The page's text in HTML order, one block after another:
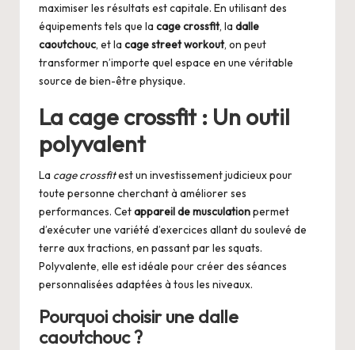
maximiser les résultats est capitale. En utilisant des
équipements tels que la cage crossfit, la dalle
caoutchouc, et la cage street workout, on peut
transformer n’importe quel espace en une véritable
source de bien-être physique.
La cage crossfit : Un outil
polyvalent
La cage crossfitest un investissement judicieux pour
toute personne cherchant à améliorer ses
performances. Cetappareil de musculationpermet
d’exécuter une variété d’exercices allant du soulevé de
terre aux tractions, en passant par les squats.
Polyvalente, elle est idéale pour créer des séances
personnalisées adaptées à tous les niveaux.
Pourquoi choisir une dalle
caoutchouc ?